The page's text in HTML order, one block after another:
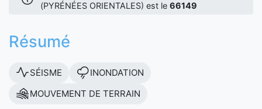
(PYRÉNÉES ORIENTALES) est le 66149
Résumé
SÉISME
INONDATION
MOUVEMENT DE TERRAIN